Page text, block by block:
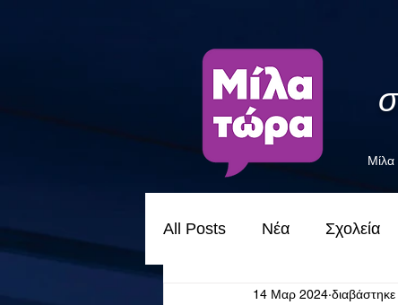
All Posts Νέα Σχολεία
14 Μαρ 2024